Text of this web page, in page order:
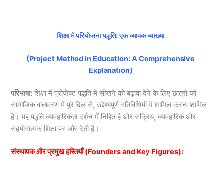
शिक्षा में परियोजना पद्धति: एक व्यापक व्याख्या
(Project Method in Education: A Comprehensive
Explanation)
परिभाषा: शिक्षा में प्रोजेक्ट पद्धति में सीखने को बढ़ावा देने के लिए छात्रों को
सामाजिक वातावरण में पूरे दिल से, उद्देश्यपूर्ण गतिविधियों में शामिल करना शामिल
है। यह पद्धति व्यावहारिकता दर्शन में निहित है और सक्रिय, व्यावहारिक और
सहयोगात्मक शिक्षा पर जोर देती है।
संस्थापक और प्रमुख हस्तियाँ (Founders and Key Figures):